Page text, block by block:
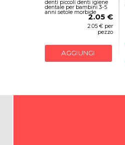
denti piccoli denti igiene
dentale per bambini 3-5
anni setole morbide
2.05 €
2.05 € per
pezzo
AGGIUNGI